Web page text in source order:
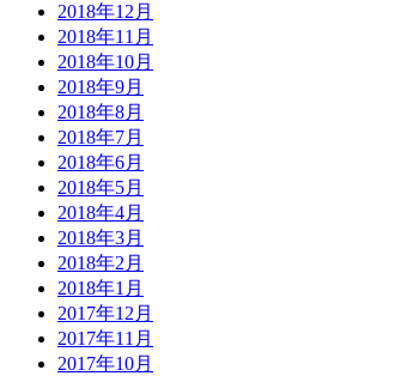
2018年12月
2018年11月
2018年10月
2018年9月
2018年8月
2018年7月
2018年6月
2018年5月
2018年4月
2018年3月
2018年2月
2018年1月
2017年12月
2017年11月
2017年10月